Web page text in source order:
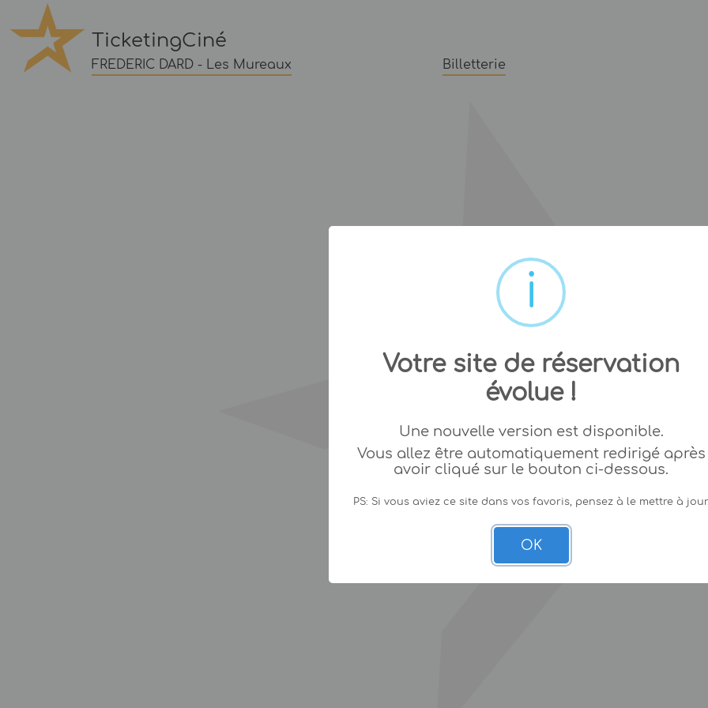
TicketingCiné
FREDERIC DARD - Les Mureaux Billetterie
Votre site de réservation
évolue !
Une nouvelle version est disponible.
Vous allez être automatiquement redirigé après
avoir cliqué sur le bouton ci-dessous.
PS: Si vous aviez ce site dans vos favoris, pensez à le mettre à
OK